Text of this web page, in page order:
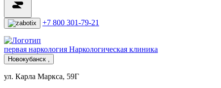
+7 800 301-79-21
первая наркология Наркологическая клиника
Новокубанск ,
ул. Карла Маркса, 59Г